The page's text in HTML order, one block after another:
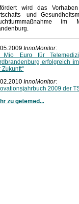
wird das
und
im
InnoMonitor:
Mio Euro für
erfolgreich
Zukunft"
InnoMonitor:
2009 der
zu getemed...